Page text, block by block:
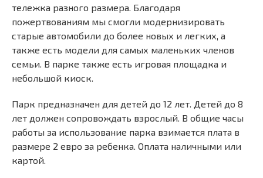
тележка разного размера. Благодаря
пожертвованиям мы смогли модернизировать
старые автомобили до более новых и легких, а
также есть модели для самых маленьких членов
семьи. В парке также есть игровая площадка и
небольшой киоск.
Парк предназначен для детей до 12 лет. Детей до 8
лет должен сопровождать взрослый. В общие часы
работы за использование парка взимается плата в
размере 2 евро за ребенка. Оплата наличными или
картой.